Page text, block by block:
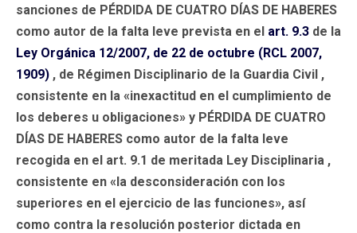
sanciones de PÉRDIDA DE CUATRO DÍAS DE HABERES
como autor de la falta leve prevista en el art. 9.3 de la
Ley Orgánica 12/2007, de 22 de octubre (RCL 2007,
1909) , de Régimen Disciplinario de la Guardia Civil ,
consistente en la «inexactitud en el cumplimiento de
los deberes u obligaciones» y PÉRDIDA DE CUATRO
DÍAS DE HABERES como autor de la falta leve
recogida en el art. 9.1 de meritada Ley Disciplinaria ,
consistente en «la desconsideración con los
superiores en el ejercicio de las funciones», así
como contra la resolución posterior dictada en